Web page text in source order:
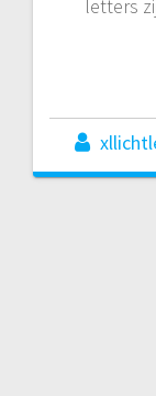
letters